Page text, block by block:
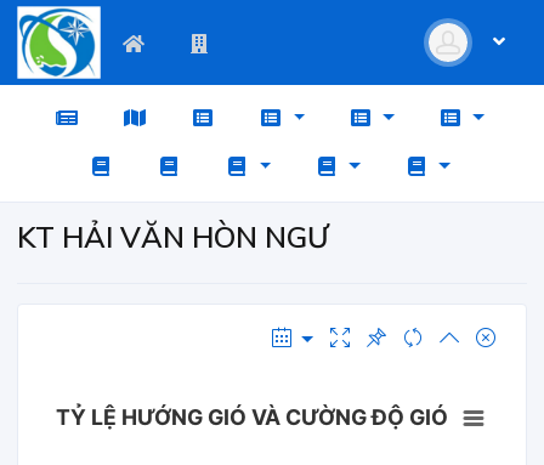
KT HẢI VĂN HÒN NGƯ
TỶ LỆ HƯỚNG GIÓ VÀ CƯỜNG ĐỘ GIÓ